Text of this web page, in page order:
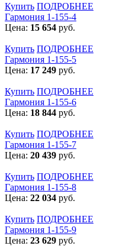
Купить ПОДРОБНЕЕ
Гармония 1-155-4
Цена: 15 654 руб.
Купить ПОДРОБНЕЕ
Гармония 1-155-5
Цена: 17 249 руб.
Купить ПОДРОБНЕЕ
Гармония 1-155-6
Цена: 18 844 руб.
Купить ПОДРОБНЕЕ
Гармония 1-155-7
Цена: 20 439 руб.
Купить ПОДРОБНЕЕ
Гармония 1-155-8
Цена: 22 034 руб.
Купить ПОДРОБНЕЕ
Гармония 1-155-9
Цена: 23 629 руб.